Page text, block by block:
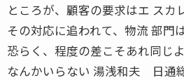
ところが、顧客の要求はエ スカ
その対応に追われて、物流 部門
恐らく、程度の差こそあれ同じ
なんかいらない 湯浅和夫 日通